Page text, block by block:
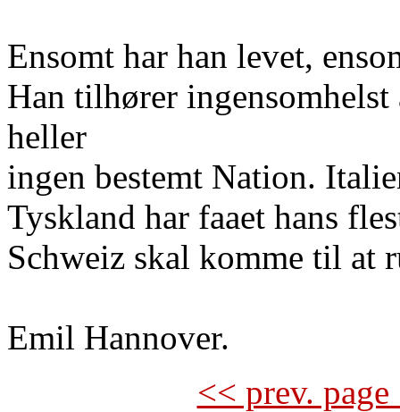
Ensomt har han levet,
Han tilhører
heller
ingen bestemt Nation.
Tyskland har faaet hans
Schweiz skal komme til at
Emil Hannover.
<< prev.